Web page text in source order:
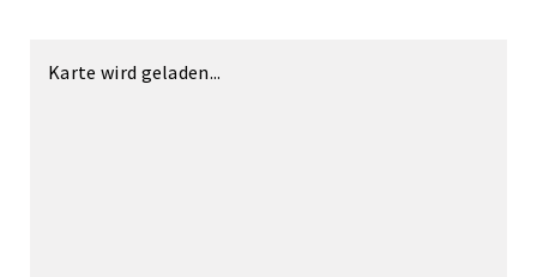
Karte wird geladen...